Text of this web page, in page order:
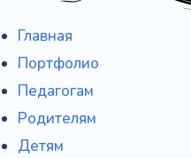
Главная
Портфолио
Педагогам
Родителям
Детям